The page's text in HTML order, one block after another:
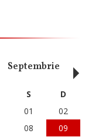
Septembrie
S
D
01
02
08 09